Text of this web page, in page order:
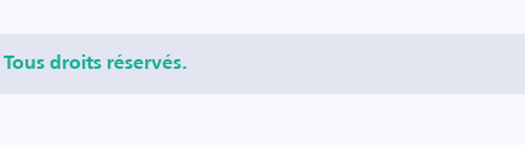
droits réservés.